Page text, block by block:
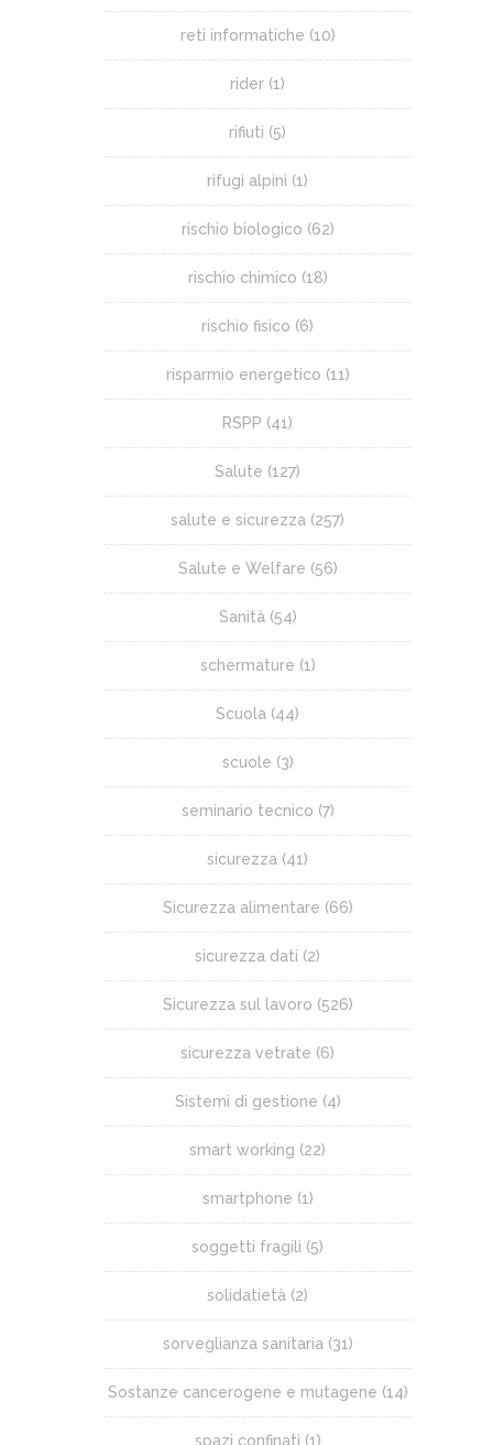
reti informatiche (10)
rider (1)
rifiuti (5)
rifugi alpini (1)
rischio biologico (62)
rischio chimico (18)
rischio fisico (6)
risparmio energetico (11)
RSPP (41)
Salute (127)
salute e sicurezza (257)
Salute e Welfare (56)
Sanità (54)
schermature (1)
Scuola (44)
scuole (3)
seminario tecnico (7)
sicurezza (41)
Sicurezza alimentare (66)
sicurezza dati (2)
Sicurezza sul lavoro (526)
sicurezza vetrate (6)
Sistemi di gestione (4)
smart working (22)
smartphone (1)
soggetti fragili (5)
solidatietà (2)
sorveglianza sanitaria (31)
Sostanze cancerogene e mutagene (14)
spazi confinati (1)